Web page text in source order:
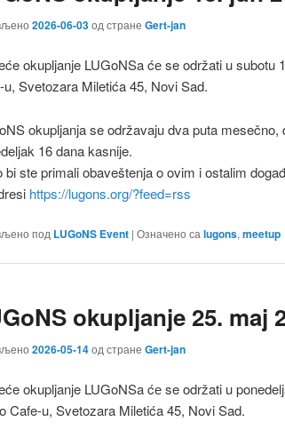
2026-06-03од стране Gert-jan
okupljanje LUGoNSa ćе se održati u subotu
u, Svetozara Miletića 45, Novi Sad.
okupljanja se održavaju dva puta
16 dana kasnije.
bi ste primali obaveštenja o ovim i ostalim
https://lugons.org/?feed=rss
под LUGoNS Event | Означено са lugons, meetup
okupljanje 25. maj
2026-05-14од стране Gert-jan
okupljanje LUGoNSa ćе se održati u
Cafe-u, Svetozara Miletića 45, Novi Sad.